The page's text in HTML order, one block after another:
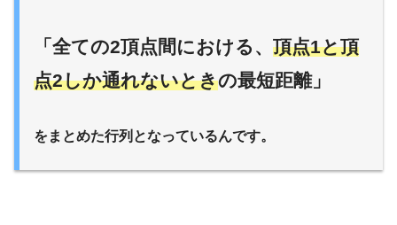
「全ての2頂点間における、 頂点1と頂
点2しか通れないときの最短距離」
をまとめた行列となっているんです。